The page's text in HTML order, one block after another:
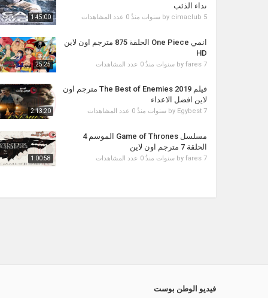
1:45:00
نداء الذئب
by cimaclub 5 سنوات منذُ 0 عدد المشاهدات
25:25
انمي One Piece الحلقة 875 مترجم اون لاين
HD
by fares 7 سنوات منذُ 0 عدد المشاهدات
2:13:20
فيلم The Best of Enemies 2019 مترجم اون
لاين افضل الاعداء
by Egybest 7 سنوات منذُ 0 عدد المشاهدات
1:00:58
مسلسل Game of Thrones الموسم 4
الحلقة 7 مترجم اون لاين
by fares 7 سنوات منذُ 0 عدد المشاهدات
فيديو الوطن بوست